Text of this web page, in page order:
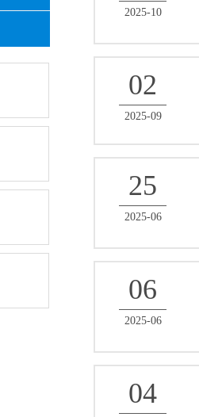
2025-10
02
2025-09
25
2025-06
06
2025-06
04